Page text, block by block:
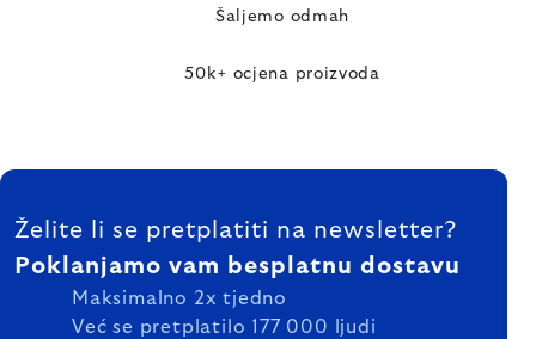
Šaljemo odmah
50k+ ocjena proizvoda
FOOTER
Želite li se pretplatiti na newsletter?
Poklanjamo vam besplatnu dostavu
Maksimalno 2x tjedno
Već se pretplatilo 177 000 ljudi